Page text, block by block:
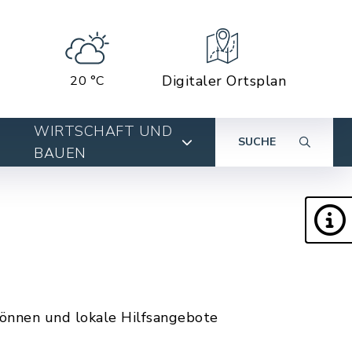
20 °C Digitaler Ortsplan
WIRTSCHAFT UND
BAUEN
SUCHE
und lokale Hilfsangebote